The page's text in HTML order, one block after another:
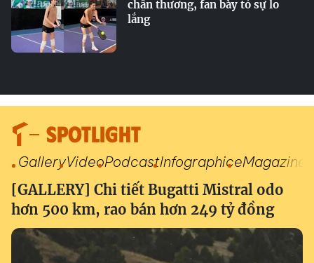
chấn thương, fan bày tỏ sự lo
lắng
SPOTLIGHT
GalleryVideoPodcastInfographiceMagazine
[GALLERY] Chi tiết Bugatti Mistral odo
hơn 500 km, rao bán hơn 249 tỷ đồng